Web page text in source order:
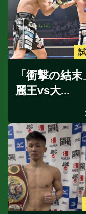
「衝撃の結
麗王vs大...